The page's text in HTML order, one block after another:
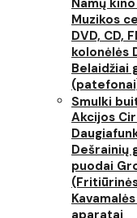
Namų
Muzikos
DVD, CD,
kolonėlės
Belaidžiai
Smulki
Akcijos
Dešrainių
puodai
Kavamalės
aparatai